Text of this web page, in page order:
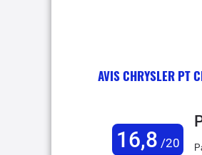
AVIS CHRYSLER PT
16,8 /20